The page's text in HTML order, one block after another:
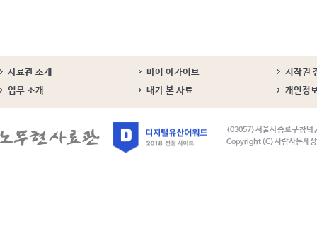
사료관 소개 마이 아카이브
저작권
업무 소개
내가 본 사료 개인정
(03057) 서울시 종로구 창덕
Copyright (C) 사람사는세